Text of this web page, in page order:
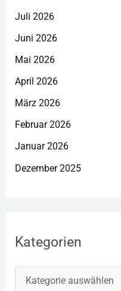
Juli 2026
Juni 2026
Mai 2026
April 2026
März 2026
Februar 2026
Januar 2026
Dezember 2025
Kategorien